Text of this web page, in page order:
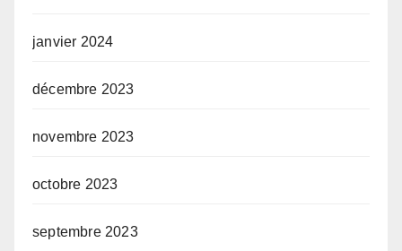
janvier 2024
décembre 2023
novembre 2023
octobre 2023
septembre 2023